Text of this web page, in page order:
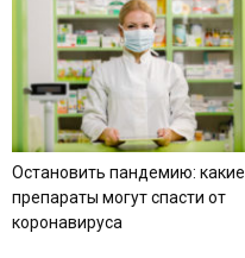
Остановить пандемию: какие
препараты могут спасти от
коронавируса